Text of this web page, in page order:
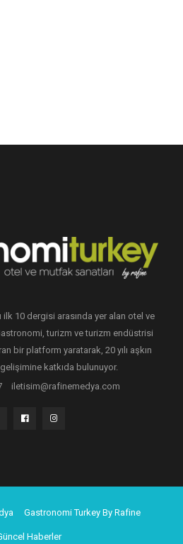
ilk 10 dergisi arasında yer alan otel ve
turizm ve turizm endüstrisi
bir platform yaratarak, 20 yılı aşkın
katkıda bulunuyor.
iletisim@rafinemedya.com
Gastronomi Turkey By Rafine
Haberler